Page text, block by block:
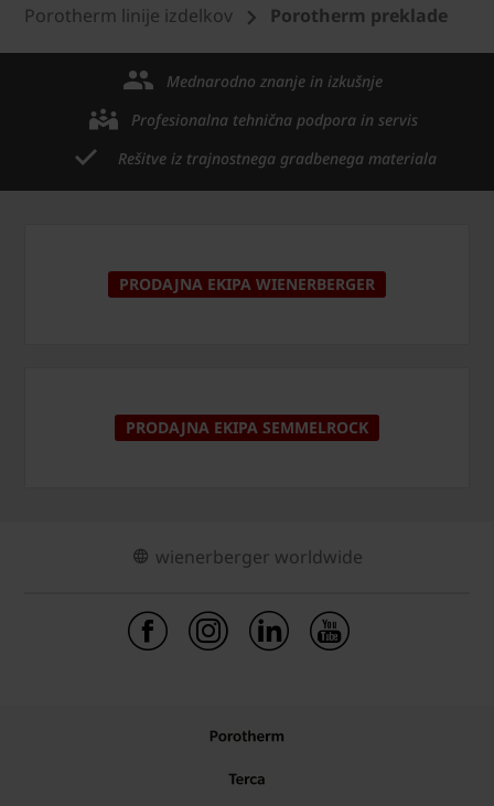
Porotherm linije izdelkov
Porotherm preklade
Mednarodno znanje in izkušnje
Profesionalna tehnična podpora in servis
Rešitve iz trajnostnega gradbenega materiala
PRODAJNA EKIPA WIENERBERGER
PRODAJNA EKIPA SEMMELROCK
wienerberger worldwide